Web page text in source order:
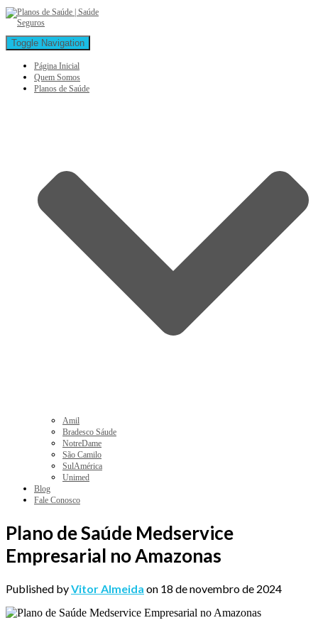
Toggle Navigation
Página Inicial
Quem Somos
Planos de Saúde
Amil
Bradesco Sáude
NotreDame
São Camilo
SulAmérica
Unimed
Blog
Fale Conosco
Plano de Saúde Medservice
Empresarial no Amazonas
Published byVitor Almeida on 18 de novembro de 2024